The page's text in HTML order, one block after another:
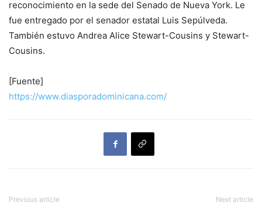
reconocimiento en la sede del Senado de Nueva York. Le
fue entregado por el senador estatal Luis Sepúlveda.
También estuvo Andrea Alice Stewart-Cousins y Stewart-
Cousins.
[Fuente]
https://www.diasporadominicana.com/
Previous article Next article